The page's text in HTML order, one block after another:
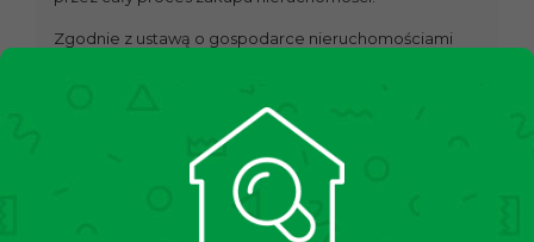
Zgodnie z ustawą o gospodarce nieruchomościami
Treść ogłoszenia nie stanowi oferty handlowej w
rozumieniu Kodeksu Cywilnego.